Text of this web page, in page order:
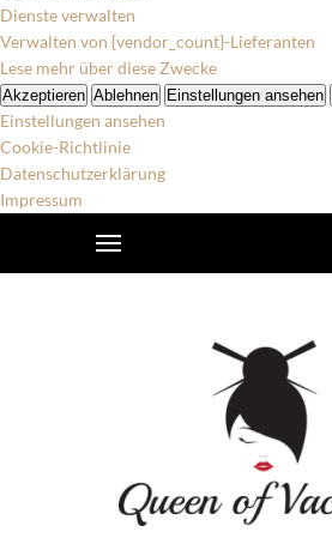
Dienste verwalten
Verwalten von {vendor_count}-Lieferanten
Lese mehr über diese Zwecke
Akzeptieren Ablehnen Einstellungen ansehen
Einstellungen ansehen
Cookie-Richtlinie
Datenschutzerklärung
Impressum